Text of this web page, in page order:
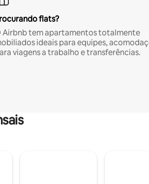
flats?
Airbnb tem apartamentos totalmente
ideais para equipes,
viagens a trabalho e transferências.